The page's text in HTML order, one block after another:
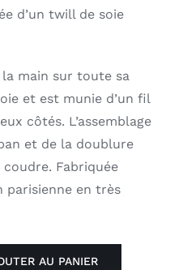
d’un twill de soie
main sur toute sa
et est munie d’un fil
côtés. L’assemblage
et de la doublure
Fabriquée
parisienne en très
AU PANIER